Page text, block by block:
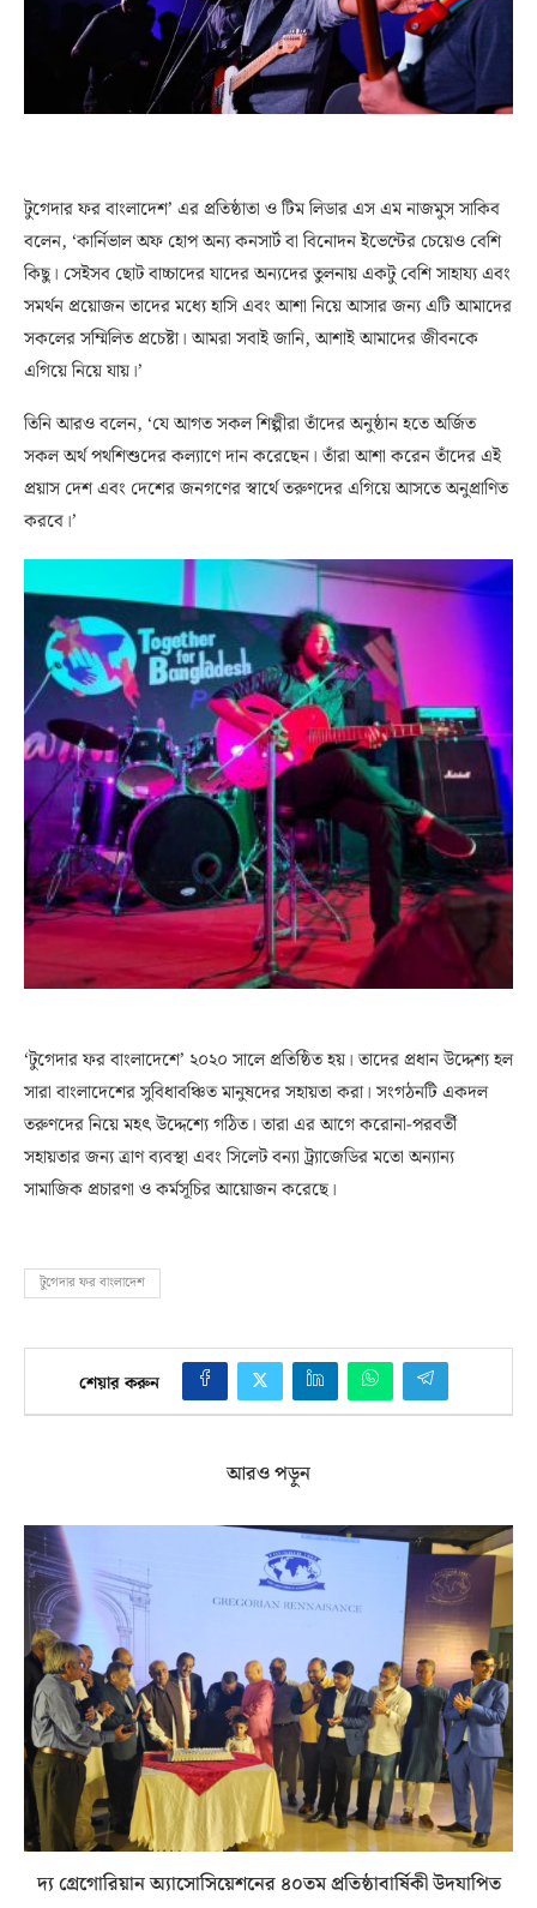
টুগেদার ফর বাংলাদেশ’ এর প্রতিষ্ঠাতা ও টিম লিডার এস এম নাজমুস সাকিব
বলেন, ‘কার্নিভাল অফ হোপ অন্য কনসার্ট বা বিনোদন ইভেন্টের চেয়েও বেশি
কিছু। সেইসব ছোট বাচ্চাদের যাদের অন্যদের তুলনায় একটু বেশি সাহায্য এবং
সমর্থন প্রয়োজন তাদের মধ্যে হাসি এবং আশা নিয়ে আসার জন্য এটি আমাদের
সকলের সম্মিলিত প্রচেষ্টা। আমরা সবাই জানি, আশাই আমাদের জীবনকে
এগিয়ে নিয়ে যায়।’
তিনি আরও বলেন, ‘যে আগত সকল শিল্পীরা তাঁদের অনুষ্ঠান হতে অর্জিত
সকল অর্থ পথশিশুদের কল্যাণে দান করেছেন। তাঁরা আশা করেন তাঁদের এই
প্রয়াস দেশ এবং দেশের জনগণের স্বার্থে তরুণদের এগিয়ে আসতে অনুপ্রাণিত
করবে।’
‘টুগেদার ফর বাংলাদেশে’ ২০২০ সালে প্রতিষ্ঠিত হয়। তাদের প্রধান উদ্দেশ্য হল
সারা বাংলাদেশের সুবিধাবঞ্চিত মানুষদের সহায়তা করা। সংগঠনটি একদল
তরুণদের নিয়ে মহৎ উদ্দেশ্যে গঠিত। তারা এর আগে করোনা-পরবর্তী
সহায়তার জন্য ত্রাণ ব্যবস্থা এবং সিলেট বন্যা ট্র্যাজেডির মতো অন্যান্য
সামাজিক প্রচারণা ও কর্মসূচির আয়োজন করেছে।
টুগেদার ফর বাংলাদেশ
শেয়ার করুন
আরও পড়ুন
দ্য গ্রেগোরিয়ান অ্যাসোসিয়েশনের ৪০তম প্রতিষ্ঠাবার্ষিকী উদযাপিত